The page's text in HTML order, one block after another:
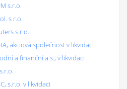
s.r.o.
s r.o.
s.r.o.
akciová společnost v likvidaci
a finanční a.s., v likvidaci
s.r.o. v likvidaci